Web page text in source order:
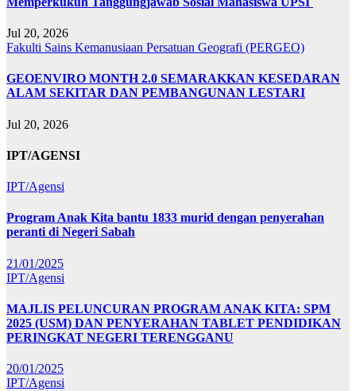
Jul 20, 2026
Fakulti Sains Kemanusiaan Persatuan Geografi (PERGEO)
GEOENVIRO MONTH 2.0 SEMARAKKAN KESEDARAN
ALAM SEKITAR DAN PEMBANGUNAN LESTARI
Jul 20, 2026
IPT/AGENSI
IPT/Agensi
Program Anak Kita bantu 1833 murid dengan penyerahan
peranti di Negeri Sabah
21/01/2025
IPT/Agensi
MAJLIS PELUNCURAN PROGRAM ANAK KITA: SPM
2025 (USM) DAN PENYERAHAN TABLET PENDIDIKAN
PERINGKAT NEGERI TERENGGANU
20/01/2025
IPT/Agensi